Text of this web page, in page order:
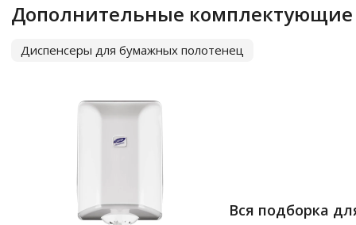
Дополнительные комплектующие
Диспенсеры для бумажных полотенец
Вся подборка